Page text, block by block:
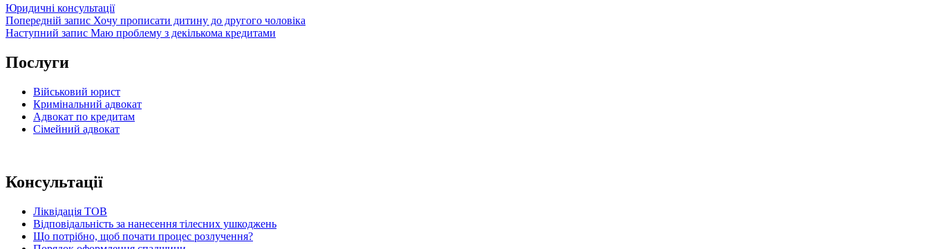
Категорії
Юридичні консультації
Навігація
записів
Попередній
запис
Попередній запис Хочу прописати дитину до другого чоловіка
Наступний
Наступний запис Маю проблему з декількома кредитами
Послуги
Військовий юрист
Кримінальний адвокат
Адвокат по кредитам
Сімейний адвокат
Консультації
Ліквідація ТОВ
Відповідальність за нанесення тілесних ушкоджень
Що потрібно, щоб почати процес розлучення?